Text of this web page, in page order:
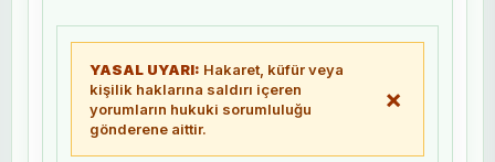
YASAL UYARI: Hakaret, küfür veya
kişilik haklarına saldırı içeren
yorumların hukuki sorumluluğu
gönderene aittir.
×